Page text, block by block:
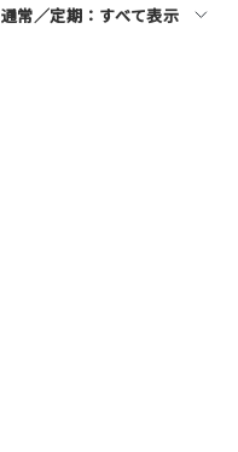
通常／定期： すべて表示